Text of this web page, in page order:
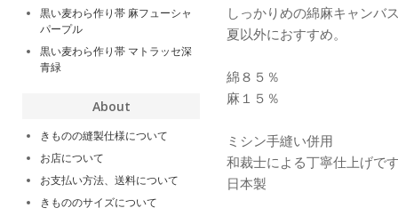
しっかりめの綿麻キャンバ
夏以外におすすめ。
綿８５％
麻１５％
ミシン手縫い併用
和裁士による丁寧仕上げで
日本製
黒い麦わら作り帯 麻フューシャ
パープル
黒い麦わら作り帯 マトラッセ深
青緑
About
きものの縫製仕様について
お店について
お支払い方法、送料について
きもののサイズについて